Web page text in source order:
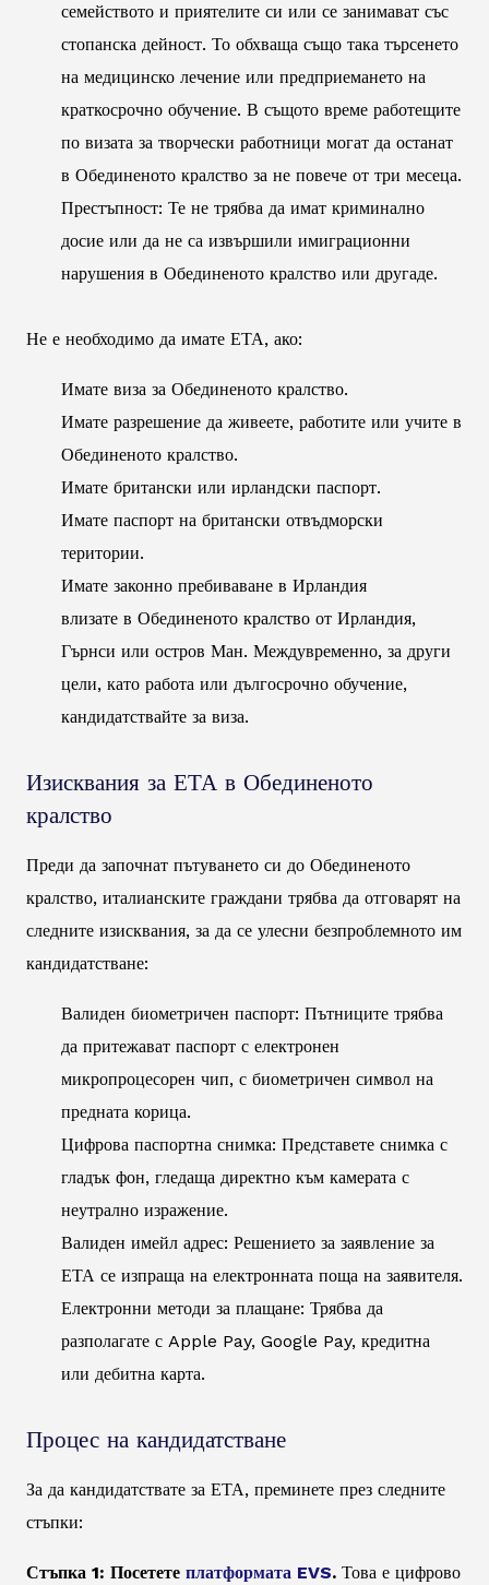
семейството и приятелите си или се занимават със
стопанска дейност. То обхваща също така търсенето
на медицинско лечение или предприемането на
краткосрочно обучение. В същото време работещите
по визата за творчески работници могат да останат
в Обединеното кралство за не повече от три месеца.
Престъпност: Те не трябва да имат криминално
досие или да не са извършили имиграционни
нарушения в Обединеното кралство или другаде.
Не е необходимо да имате ЕТА, ако:
Имате виза за Обединеното кралство.
Имате разрешение да живеете, работите или учите в
Обединеното кралство.
Имате британски или ирландски паспорт.
Имате паспорт на британски отвъдморски
територии.
Имате законно пребиваване в Ирландия
влизате в Обединеното кралство от Ирландия,
Гърнси или остров Ман. Междувременно, за други
цели, като работа или дългосрочно обучение,
кандидатствайте за виза.
Изисквания за ЕТА в Обединеното
кралство
Преди да започнат пътуването си до Обединеното
кралство, италианските граждани трябва да отговарят на
следните изисквания, за да се улесни безпроблемното им
кандидатстване:
Валиден биометричен паспорт: Пътниците трябва
да притежават паспорт с електронен
микропроцесорен чип, с биометричен символ на
предната корица.
Цифрова паспортна снимка: Представете снимка с
гладък фон, гледаща директно към камерата с
неутрално изражение.
Валиден имейл адрес: Решението за заявление за
ЕТА се изпраща на електронната поща на заявителя.
Електронни методи за плащане: Трябва да
разполагате с Apple Pay, Google Pay, кредитна
или дебитна карта.
Процес на кандидатстване
За да кандидатствате за ЕТА, преминете през следните
стъпки:
Стъпка 1: Посетете платформата EVS. Това е цифрово